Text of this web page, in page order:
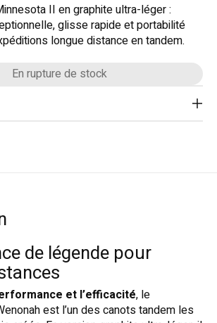
II en graphite ultra-léger :
glisse rapide et portabilité
longue distance en tandem.
En rupture de stock
de légende pour
et l’efficacité, le
est l’un des canots tandem les